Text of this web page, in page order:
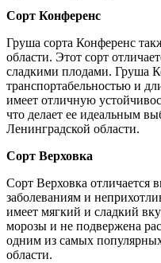
Сорт Конференс
Груша сорта Конференс
области. Этот сорт
сладкими плодами. Груша
транспортабельностью и
имеет отличную
что делает ее идеальным
Ленинградской области.
Сорт Верховка
Сорт Верховка отличается
заболеваниям и
имеет мягкий и сладкий
морозы и не подвержена
одним из самых
области.